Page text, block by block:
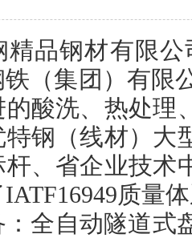
精品钢材有限
铁（集团）有限
酸洗、热处理
钢（线材）大
、省企业技术
质量
：全自动隧道式